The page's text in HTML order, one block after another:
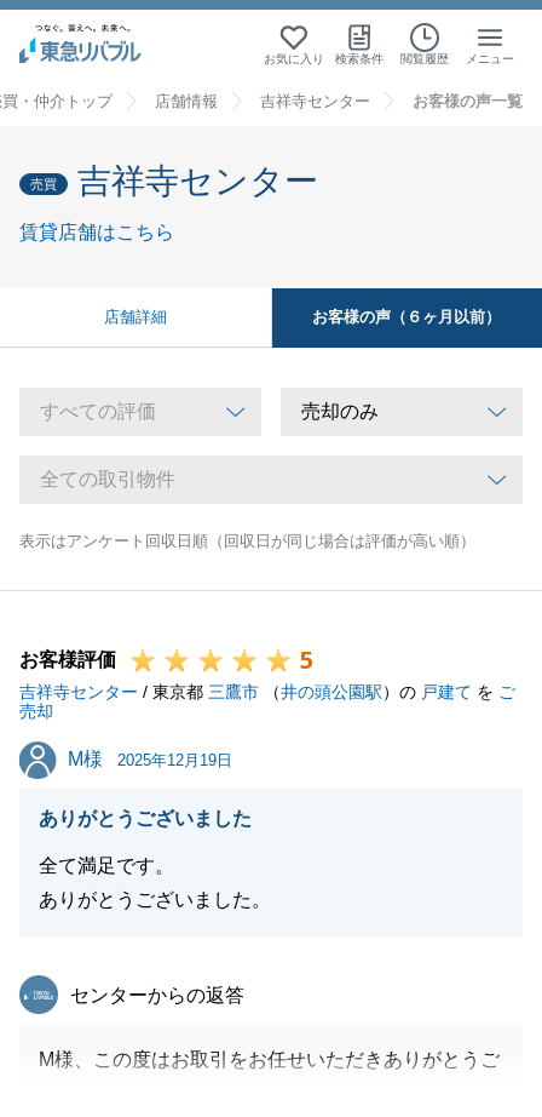
お気に入り 検索条件 閲覧履歴 メニュー
・仲介トップ 店舗情報 吉祥寺センター お客様の声一覧
売買 吉祥寺センター
賃貸店舗はこちら
店舗詳細 お客様の声（６ヶ月以前）
表示はアンケート回収日順（回収日が同じ場合は評価が高い順）
お客様評価 5
吉祥寺センター / 東京都 三鷹市 （井の頭公園駅）の 戸建て を ご
売却
M様
M様 2025年12月19日
ありがとうございました
全て満足です。
ありがとうございました。
東急リバブル
センターからの返答
M様、この度はお取引をお任せいただきありがとうご